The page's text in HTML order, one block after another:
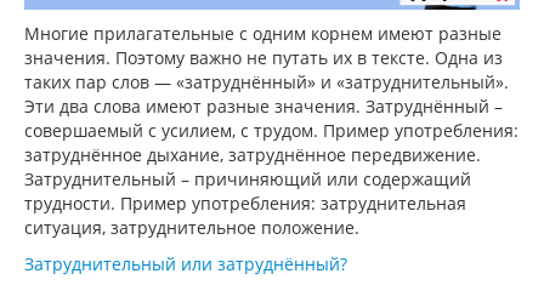
Многие прилагательные с одним корнем имеют разные
значения. Поэтому важно не путать их в тексте. Одна из
таких пар слов — «затруднённый» и «затруднительный».
Эти два слова имеют разные значения. Затруднённый –
совершаемый с усилием, с трудом. Пример употребления:
затруднённое дыхание, затруднённое передвижение.
Затруднительный – причиняющий или содержащий
трудности. Пример употребления: затруднительная
ситуация, затруднительное положение.
Затруднительный или затруднённый?